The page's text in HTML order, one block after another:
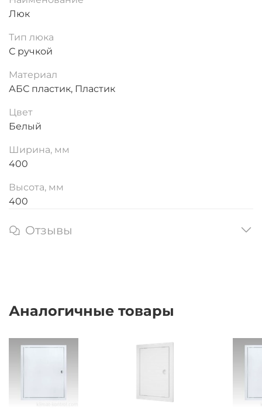
Люк
Тип люка
С ручкой
Материал
АБС пластик, Пластик
Цвет
Белый
Ширина, мм
400
Высота, мм
400
Отзывы
Аналогичные товары